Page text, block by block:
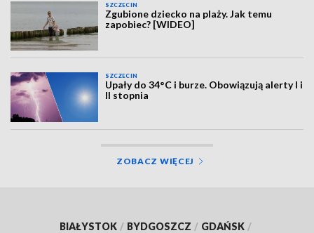
SZCZECIN
Zgubione dziecko na plaży. Jak temu
zapobiec? [WIDEO]
SZCZECIN
Upały do 34°C i burze. Obowiązują alerty I i
II stopnia
ZOBACZ WIĘCEJ
BIAŁYSTOK / BYDGOSZCZ / GDAŃSK /